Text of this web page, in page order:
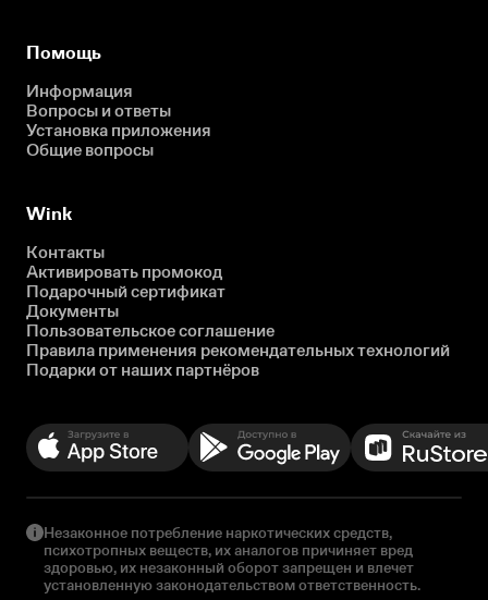
Помощь
Информация
Вопросы и ответы
Установка приложения
Общие вопросы
Wink
Контакты
Активировать промокод
Подарочный сертификат
Документы
Пользовательское соглашение
Правила применения рекомендательных технологий
Подарки от наших партнёров
Незаконное потребление наркотических средств,
психотропных веществ, их аналогов причиняет вред
здоровью, их незаконный оборот запрещен и влечет
установленную законодательством ответственность.